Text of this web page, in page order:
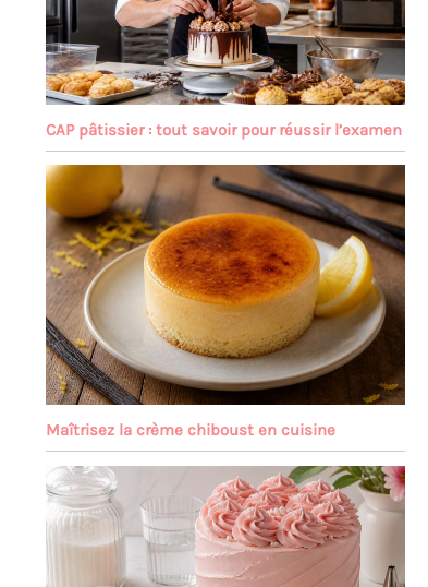
CAP pâtissier : tout savoir pour réussir l’examen
Maîtrisez la crème chiboust en cuisine